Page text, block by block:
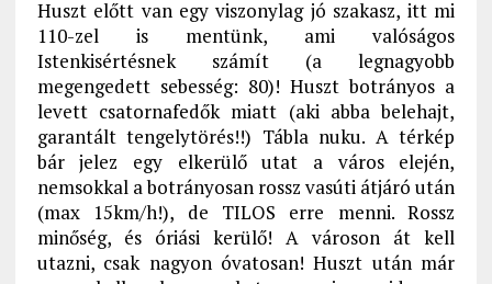
Huszt előtt van egy viszonylag jó szakasz, itt mi
110-zel is mentünk, ami valóságos
Istenkisértésnek számít (a legnagyobb
megengedett sebesség: 80)! Huszt botrányos a
levett csatornafedők miatt (aki abba belehajt,
garantált tengelytörés!!) Tábla nuku. A térkép
bár jelez egy elkerülő utat a város elején,
nemsokkal a botrányosan rossz vasúti átjáró után
(max 15km/h!), de TILOS erre menni. Rossz
minőség, és óriási kerülő! A városon át kell
utazni, csak nagyon óvatosan! Huszt után már